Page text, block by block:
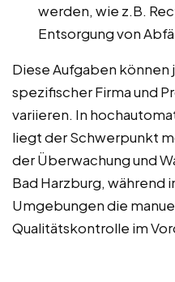
werden, wie z.B.
Entsorgung von
Diese Aufgaben können
spezifischer Firma und
variieren. In
liegt der Schwerpunkt
der Überwachung und
Bad Harzburg, während
Umgebungen die
Qualitätskontrolle im